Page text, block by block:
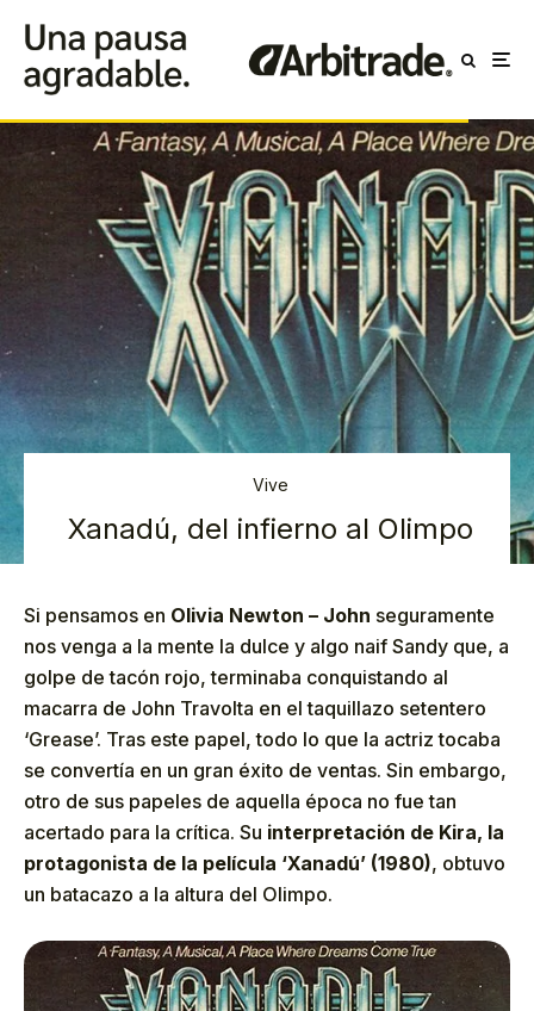
Vive
Xanadú, del infierno al Olimpo
Si pensamos en Olivia Newton – John seguramente
nos venga a la mente la dulce y algo naif Sandy que, a
golpe de tacón rojo, terminaba conquistando al
macarra de John Travolta en el taquillazo setentero
‘Grease’. Tras este papel, todo lo que la actriz tocaba
se convertía en un gran éxito de ventas. Sin embargo,
otro de sus papeles de aquella época no fue tan
acertado para la crítica. Su interpretación de Kira, la
protagonista de la película ‘Xanadú’ (1980), obtuvo
un batacazo a la altura del Olimpo.